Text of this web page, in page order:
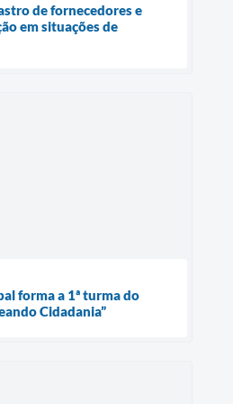
de fornecedores e
em situações de
forma a 1ª turma do
Cidadania”